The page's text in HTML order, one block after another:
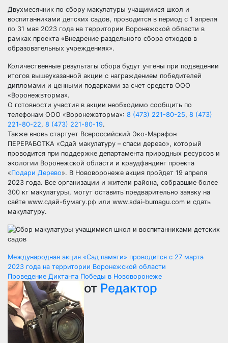
Двухмесячник по сбору макулатуры учащимися школ и
воспитанниками детских садов, проводится в период с 1 апреля
по 31 мая 2023 года на территории Воронежской области в
рамках проекта «Внедрение раздельного сбора отходов в
образовательных учреждениях».
Количественные результаты сбора будут учтены при подведении
итогов вышеуказанной акции с награждением победителей
дипломами и ценными подарками за счет средств ООО
«Воронежвторма».
О готовности участия в акции необходимо сообщить по
телефонам ООО «Воронежвторма»: 8 (473) 221-80-25, 8 (473)
221-80-22, 8 (473) 221-80-19.
Также вновь стартует Всероссийский Эко-Марафон
ПЕРЕРАБОТКА «Сдай макулатуру – спаси дерево», который
проводится при поддержке департамента природных ресурсов и
экологии Воронежской области и краудфандинг проекта
«Подари Дерево». В Нововоронеже акция пройдет 19 апреля
2023 года. Все организации и жители района, собравшие более
300 кг макулатуры, могут оставить предварительно заявку на
сайте www.сдай-бумагу.рф или www.sdai-bumagu.com и сдать
макулатуру.
Навигация
по
записям
Международная акция «Сад памяти» проводится с 27 марта
2023 года на территории Воронежской области
Проведение Диктанта Победы в Нововоронеже
от Редактор